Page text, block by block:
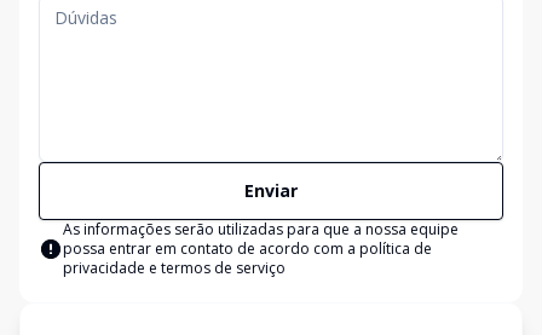
Enviar
As informações serão utilizadas para que a nossa equipe
possa entrar em contato de acordo com a política de
privacidade e termos de serviço